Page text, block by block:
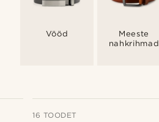
Vööd
Meeste
nahkrihmad
16 TOODET